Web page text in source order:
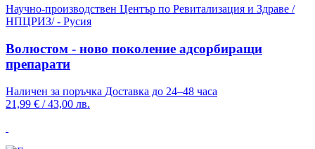
Научно-производствен Център по Ревитализация и Здраве /
НПЦРИЗ/ - Русия
Волюстом - ново поколение адсорбиращи
препарати
Наличен за поръчка Доставка до 24–48 часа
21,99 € / 43,00 лв.